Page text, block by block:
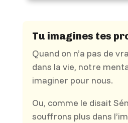
Tu imagines tes
Quand on n’a pas de
dans la vie, notre
imaginer pour nous.
Ou, comme le disait
souffrons plus dans